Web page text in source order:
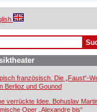
französisch. Die „Faust“-
Berlioz und Gounod
verrückte Idee. Bohuslav
Oper „Alexandre bis“